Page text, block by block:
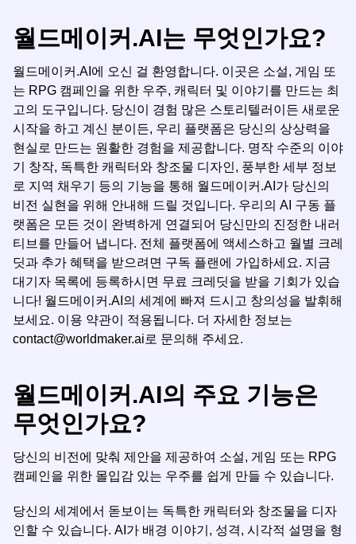
월드메이커.AI는 무엇인가요?
월드메이커.AI에 오신 걸 환영합니다. 이곳은 소설, 게임 또
는 RPG 캠페인을 위한 우주, 캐릭터 및 이야기를 만드는 최
고의 도구입니다. 당신이 경험 많은 스토리텔러이든 새로운
시작을 하고 계신 분이든, 우리 플랫폼은 당신의 상상력을
현실로 만드는 원활한 경험을 제공합니다. 명작 수준의 이야
기 창작, 독특한 캐릭터와 창조물 디자인, 풍부한 세부 정보
로 지역 채우기 등의 기능을 통해 월드메이커.AI가 당신의
비전 실현을 위해 안내해 드릴 것입니다. 우리의 AI 구동 플
랫폼은 모든 것이 완벽하게 연결되어 당신만의 진정한 내러
티브를 만들어 냅니다. 전체 플랫폼에 액세스하고 월별 크레
딧과 추가 혜택을 받으려면 구독 플랜에 가입하세요. 지금
대기자 목록에 등록하시면 무료 크레딧을 받을 기회가 있습
니다! 월드메이커.AI의 세계에 빠져 드시고 창의성을 발휘해
보세요. 이용 약관이 적용됩니다. 더 자세한 정보는
contact@worldmaker.ai로 문의해 주세요.
월드메이커.AI의 주요 기능은
무엇인가요?
당신의 비전에 맞춰 제안을 제공하여 소설, 게임 또는 RPG
캠페인을 위한 몰입감 있는 우주를 쉽게 만들 수 있습니다.
당신의 세계에서 돋보이는 독특한 캐릭터와 창조물을 디자
인할 수 있습니다. AI가 배경 이야기, 성격, 시각적 설명을 형